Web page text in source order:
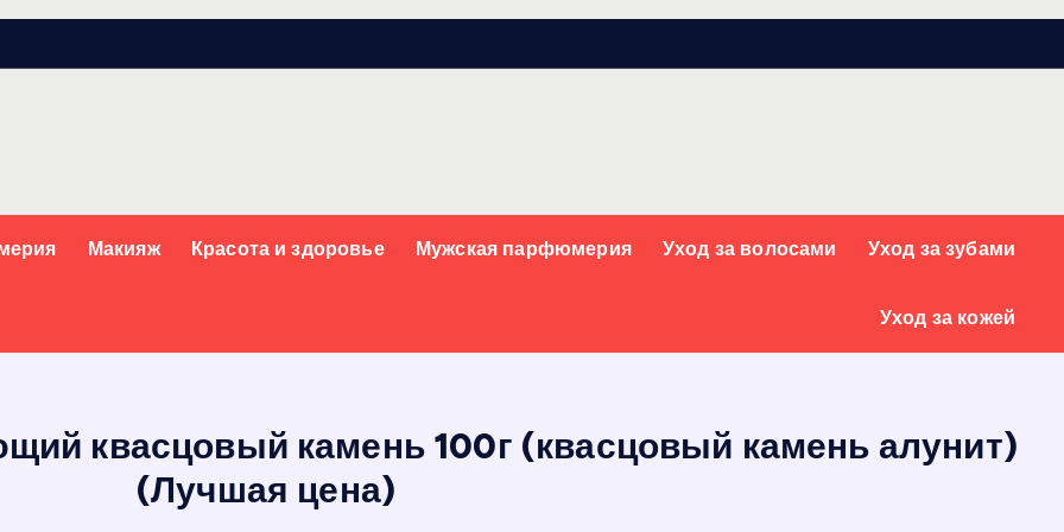
Макияж Красота и здоровье Мужская парфюмерия Уход за волосами Уход за зубами
Уход за кожей
квасцовый камень 100г (квасцовый камень алунит)
(Лучшая цена)